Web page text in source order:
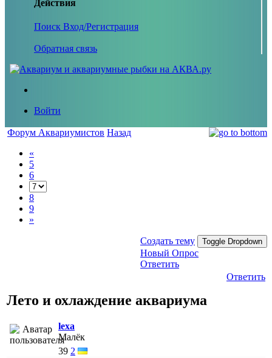
Действия
Поиск Вход/Регистрация
Обратная связь
Войти
Форум Аквариумистов Назад
«
5
6
8
9
»
Создать тему Toggle Dropdown
Новый Опрос
Ответить
Ответить
Лето и охлаждение аквариума
lexa
Малёк
39 2